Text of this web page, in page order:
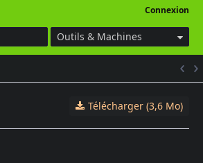
Connexion
Outils & Machines
Télécharger (3,6 Mo)